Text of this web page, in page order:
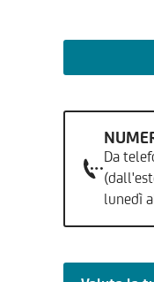
Da
lunedì